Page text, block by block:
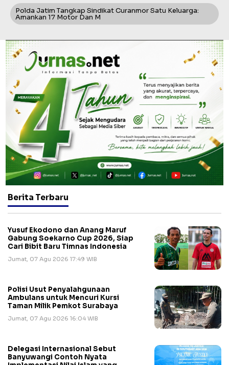
Polda Jatim Tangkap Sindikat Curanmor Satu Keluarga:
Amankan 17 Motor Dan M
Berita Terbaru
Yusuf Ekodono dan Anang Maruf
Gabung Soekarno Cup 2026, Siap
Cari Bibit Baru Timnas Indonesia
Jumat, 07 Agu 2026 17:49 WIB
Polisi Usut Penyalahgunaan
Ambulans untuk Mencuri Kursi
Taman Milik Pemkot Surabaya
Jumat, 07 Agu 2026 16:04 WIB
Delegasi Internasional Sebut
Banyuwangi Contoh Nyata